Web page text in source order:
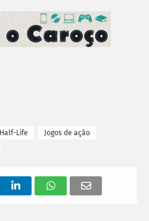
Half-Life
Jogos de ação